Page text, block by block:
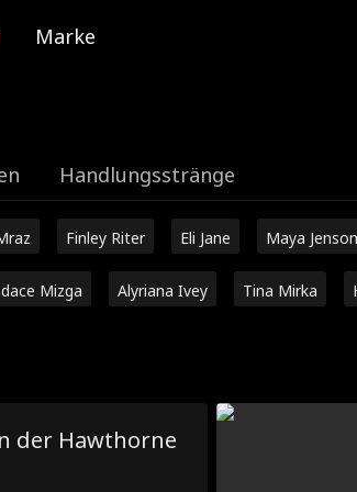
Marke
Handlungsstränge
Finley Riter Eli Jane Maya Jenson
Mizga Alyriana Ivey Tina Mirka
der Hawthorne